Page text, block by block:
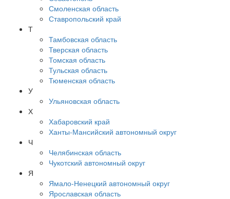
Смоленская область
Ставропольский край
Т
Тамбовская область
Тверская область
Томская область
Тульская область
Тюменская область
У
Ульяновская область
Х
Хабаровский край
Ханты-Мансийский автономный округ
Ч
Челябинская область
Чукотский автономный округ
Я
Ямало-Ненецкий автономный округ
Ярославская область